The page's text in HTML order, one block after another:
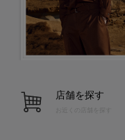
店舗を探す
お近くの店舗を探す